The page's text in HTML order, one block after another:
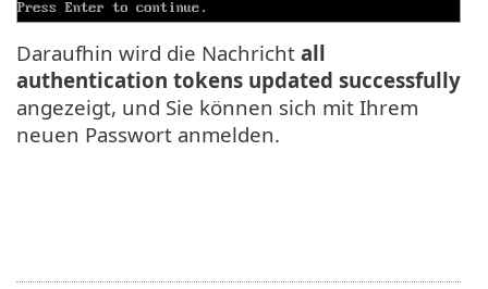
Daraufhin wird die Nachricht all
authentication tokens updated successfully
angezeigt, und Sie können sich mit Ihrem
neuen Passwort anmelden.